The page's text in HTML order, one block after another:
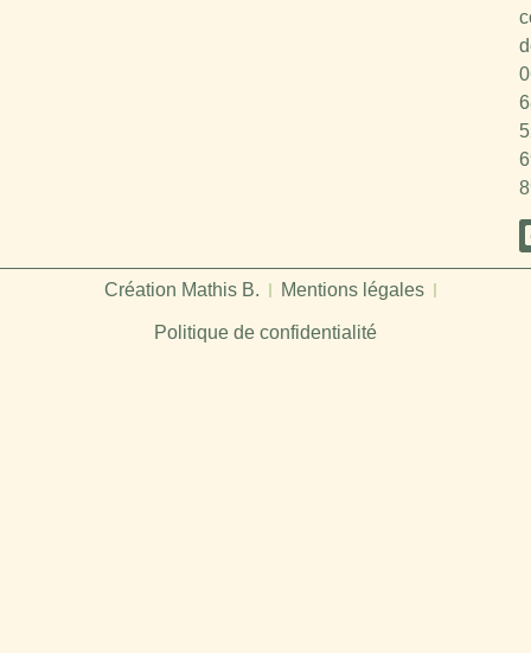
Création Mathis B. Mentions légales
Politique de confidentialité